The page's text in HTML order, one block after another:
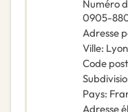
Numéro
0905-
Adresse
Ville: Lyon
Code
Pays:
Adresse